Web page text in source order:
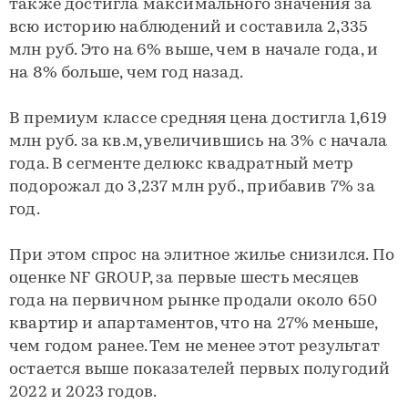
также достигла максимального значения за
всю историю наблюдений и составила 2,335
млн руб. Это на 6% выше, чем в начале года, и
на 8% больше, чем год назад.
В премиум классе средняя цена достигла 1,619
млн руб. за кв.м, увеличившись на 3% с начала
года. В сегменте делюкс квадратный метр
подорожал до 3,237 млн руб., прибавив 7% за
год.
При этом спрос на элитное жилье снизился. По
оценке NF GROUP, за первые шесть месяцев
года на первичном рынке продали около 650
квартир и апартаментов, что на 27% меньше,
чем годом ранее. Тем не менее этот результат
остается выше показателей первых полугодий
2022 и 2023 годов.